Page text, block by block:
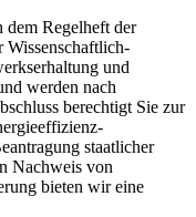
dem Regelheft der
Wissenschaftlich-
und
werden nach
berechtigt Sie zur
staatlicher
Nachweis von
bieten wir eine